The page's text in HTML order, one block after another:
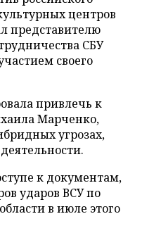
центров
представителю
СБУ
своего
привлечь к
Марченко,
угрозах,
к документам,
ударов ВСУ по
в июле этого